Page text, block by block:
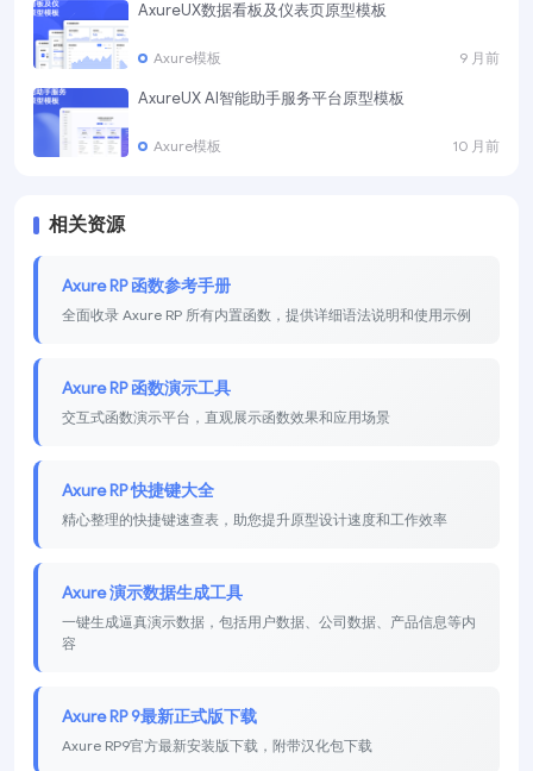
AxureUX数据看板及仪表页原型模板
Axure模板 9 月前
AxureUX AI智能助手服务平台原型模板
Axure模板 10 月前
相关资源
Axure RP 函数参考手册
全面收录 Axure RP 所有内置函数，提供详细语法说明和使用示例
Axure RP 函数演示工具
交互式函数演示平台，直观展示函数效果和应用场景
Axure RP 快捷键大全
精心整理的快捷键速查表，助您提升原型设计速度和工作效率
Axure 演示数据生成工具
一键生成逼真演示数据，包括用户数据、公司数据、产品信息等内
容
Axure RP 9最新正式版下载
Axure RP9官方最新安装版下载，附带汉化包下载